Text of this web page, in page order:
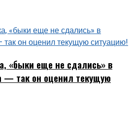
«быки еще не сдались» в
— так он оценил текущую